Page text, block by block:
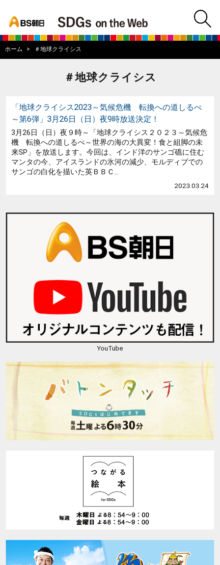
BS朝日SDGs
ホーム ＃地球クライシス
＃地球クライシス
「地球クライシス2023～気候危機 転換への道しるべ
～第6弾」3月26日（日）夜9時放送決定！
3月26日（日）夜９時～「地球クライシス２０２３～気候危
機 転換への道しるべ～世界の海の大異変！食と組脚の未
来SP」を放送します。今回は、インド洋のサンゴ礁に住む
マンタの今、アイスランドの氷河の減少、モルディブでの
サンゴの白化を描いた英ＢＢＣ...
2023.03.24
YouTube